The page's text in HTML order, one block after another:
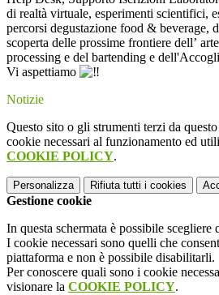
di realtà virtuale, esperimenti scientifici,
percorsi degustazione food & beverage,
scoperta delle prossime frontiere dell’
processing e del bartending e dell'
Vi aspettiamo
Notizie
Questo sito o gli strumenti terzi da
cookie necessari al funzionamento ed
COOKIE POLICY.
Personalizza Rifiuta tutti i cookies
Gestione cookie
In questa schermata è possibile scegliere
I cookie necessari sono quelli che
piattaforma e non è possibile disabilitarli.
Per conoscere quali sono i cookie
visionare la COOKIE POLICY.